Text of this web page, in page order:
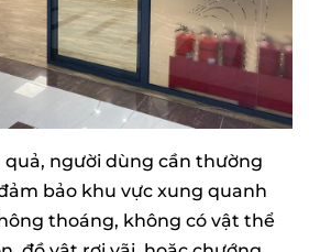
người dùng cần thường
bảo khu vực xung quanh
thoáng, không có vật thể